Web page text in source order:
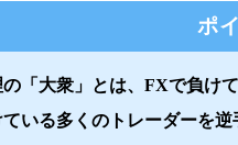
ポ
「大衆」とは、FXで負け
いる多くのトレーダーを